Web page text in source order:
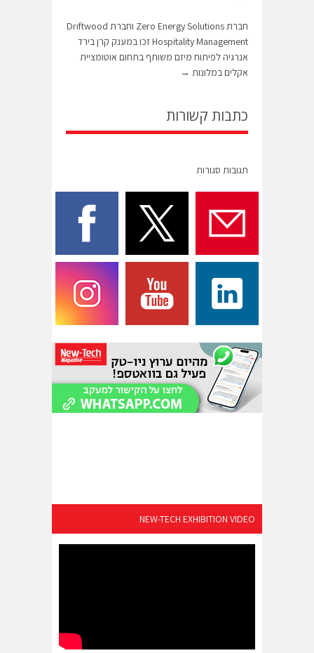
חברת Zero Energy Solutions וחברת Driftwood
Hospitality Management זכו במענק קרן בירד
אנרגיה לפיתוח מיזם משותף בתחום אוטומציית
אקלים במלונות →
כתבות קשורות
תגובות סגורות
NEW-TECH EXHIBITION VIDEO